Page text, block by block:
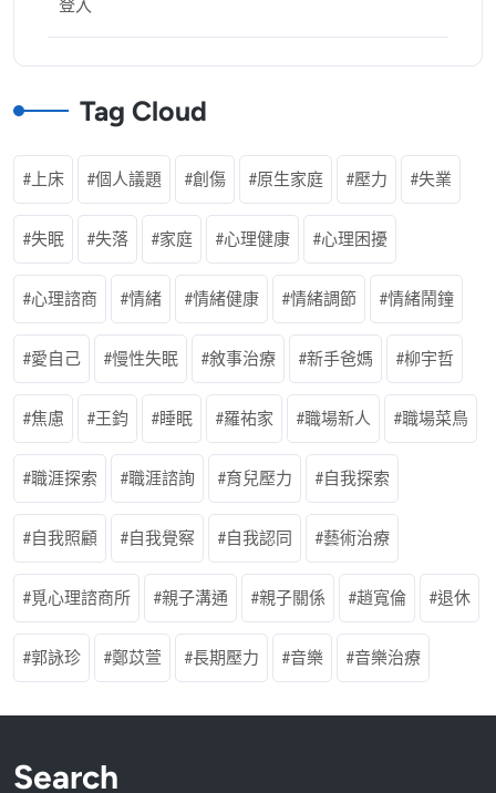
登入
Tag Cloud
上床 個人議題 創傷 原生家庭 壓力 失業
失眠 失落 家庭 心理健康 心理困擾
心理諮商 情緒 情緒健康 情緒調節 情緒鬧鐘
愛自己 慢性失眠 敘事治療 新手爸媽 柳宇哲
焦慮 王鈞 睡眠 羅祐家 職場新人 職場菜鳥
職涯探索 職涯諮詢 育兒壓力 自我探索
自我照顧 自我覺察 自我認同 藝術治療
覓心理諮商所 親子溝通 親子關係 趙寬倫 退休
郭詠珍 鄭苡萱 長期壓力 音樂 音樂治療
Search